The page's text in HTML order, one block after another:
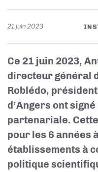
21 juin 2023
Ce 21 juin 2023,
directeur général
Roblédo,
d’Angers ont
partenariale.
pour les 6 années
établissements à
politique